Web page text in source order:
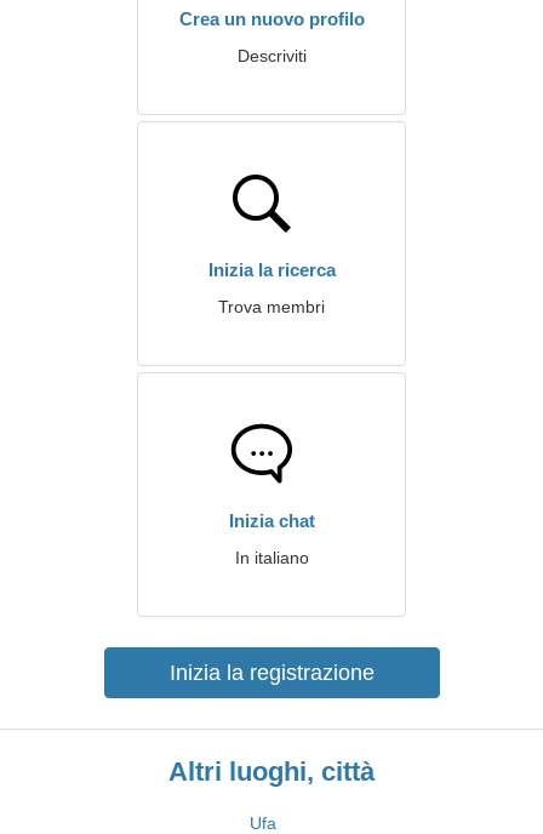
Crea un nuovo profilo
Descriviti
Inizia la ricerca
Trova membri
Inizia chat
In italiano
Inizia la registrazione
Altri luoghi, città
Ufa